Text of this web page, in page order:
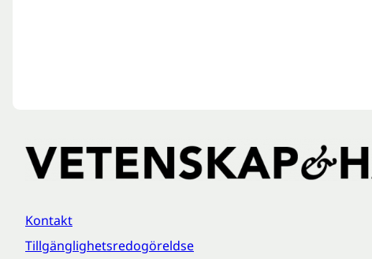
Kontakt
Tillgänglighetsredogöreldse